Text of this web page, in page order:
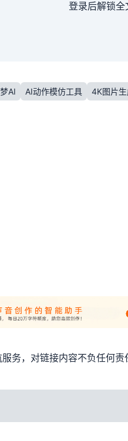
登录后解锁
AI AI动作模仿工具 4K图片
务，对链接内容不负任何责